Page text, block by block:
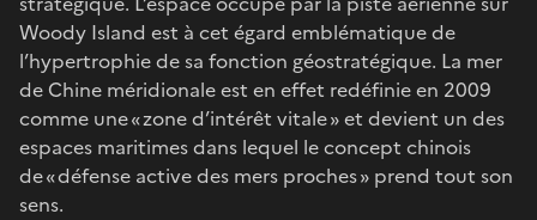
Woody Island est à cet égard emblématique de
l’hypertrophie de sa fonction géostratégique. La mer
de Chine méridionale est en effet redéfinie en 2009
comme une « zone d’intérêt vitale » et devient un des
espaces maritimes dans lequel le concept chinois
de « défense active des mers proches » prend tout son
sens.